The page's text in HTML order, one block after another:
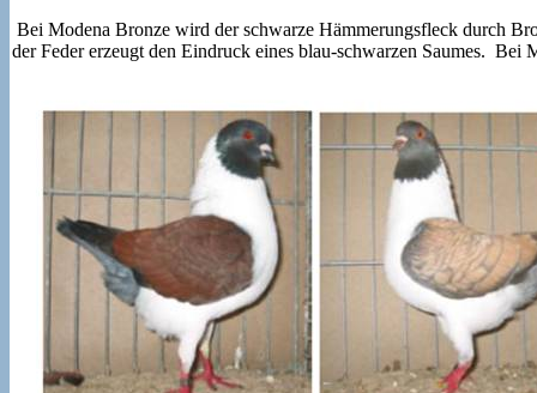
Bei Modena Bronze wird der schwarze Hämmerungsfleck durch
der Feder erzeugt den Eindruck eines blau-schwarzen Saumes.